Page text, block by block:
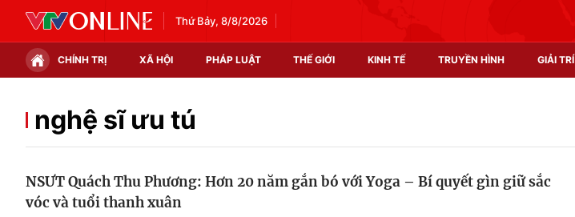
Thứ Bảy, 8/8/2026
CHÍNH TRỊ XÃ HỘI PHÁP LUẬT THẾ GIỚI KINH TẾ TRUYỀN HÌNH GIẢI TRÍ
Chính trị
Tin tức
nghệ sĩ ưu tú
NSƯT Quách Thu Phương: Hơn 20 năm gắn bó với Yoga – Bí quyết gìn giữ sắc
vóc và tuổi thanh xuân